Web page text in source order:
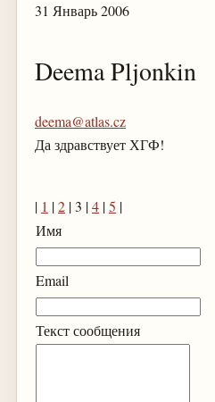
31 Январь 2006
Deema Pljonkin
deema@atlas.cz
Да здравствует ХГФ!
| 1 |2 | 3 |4 |5 |
Имя
Email
Текст сообщения